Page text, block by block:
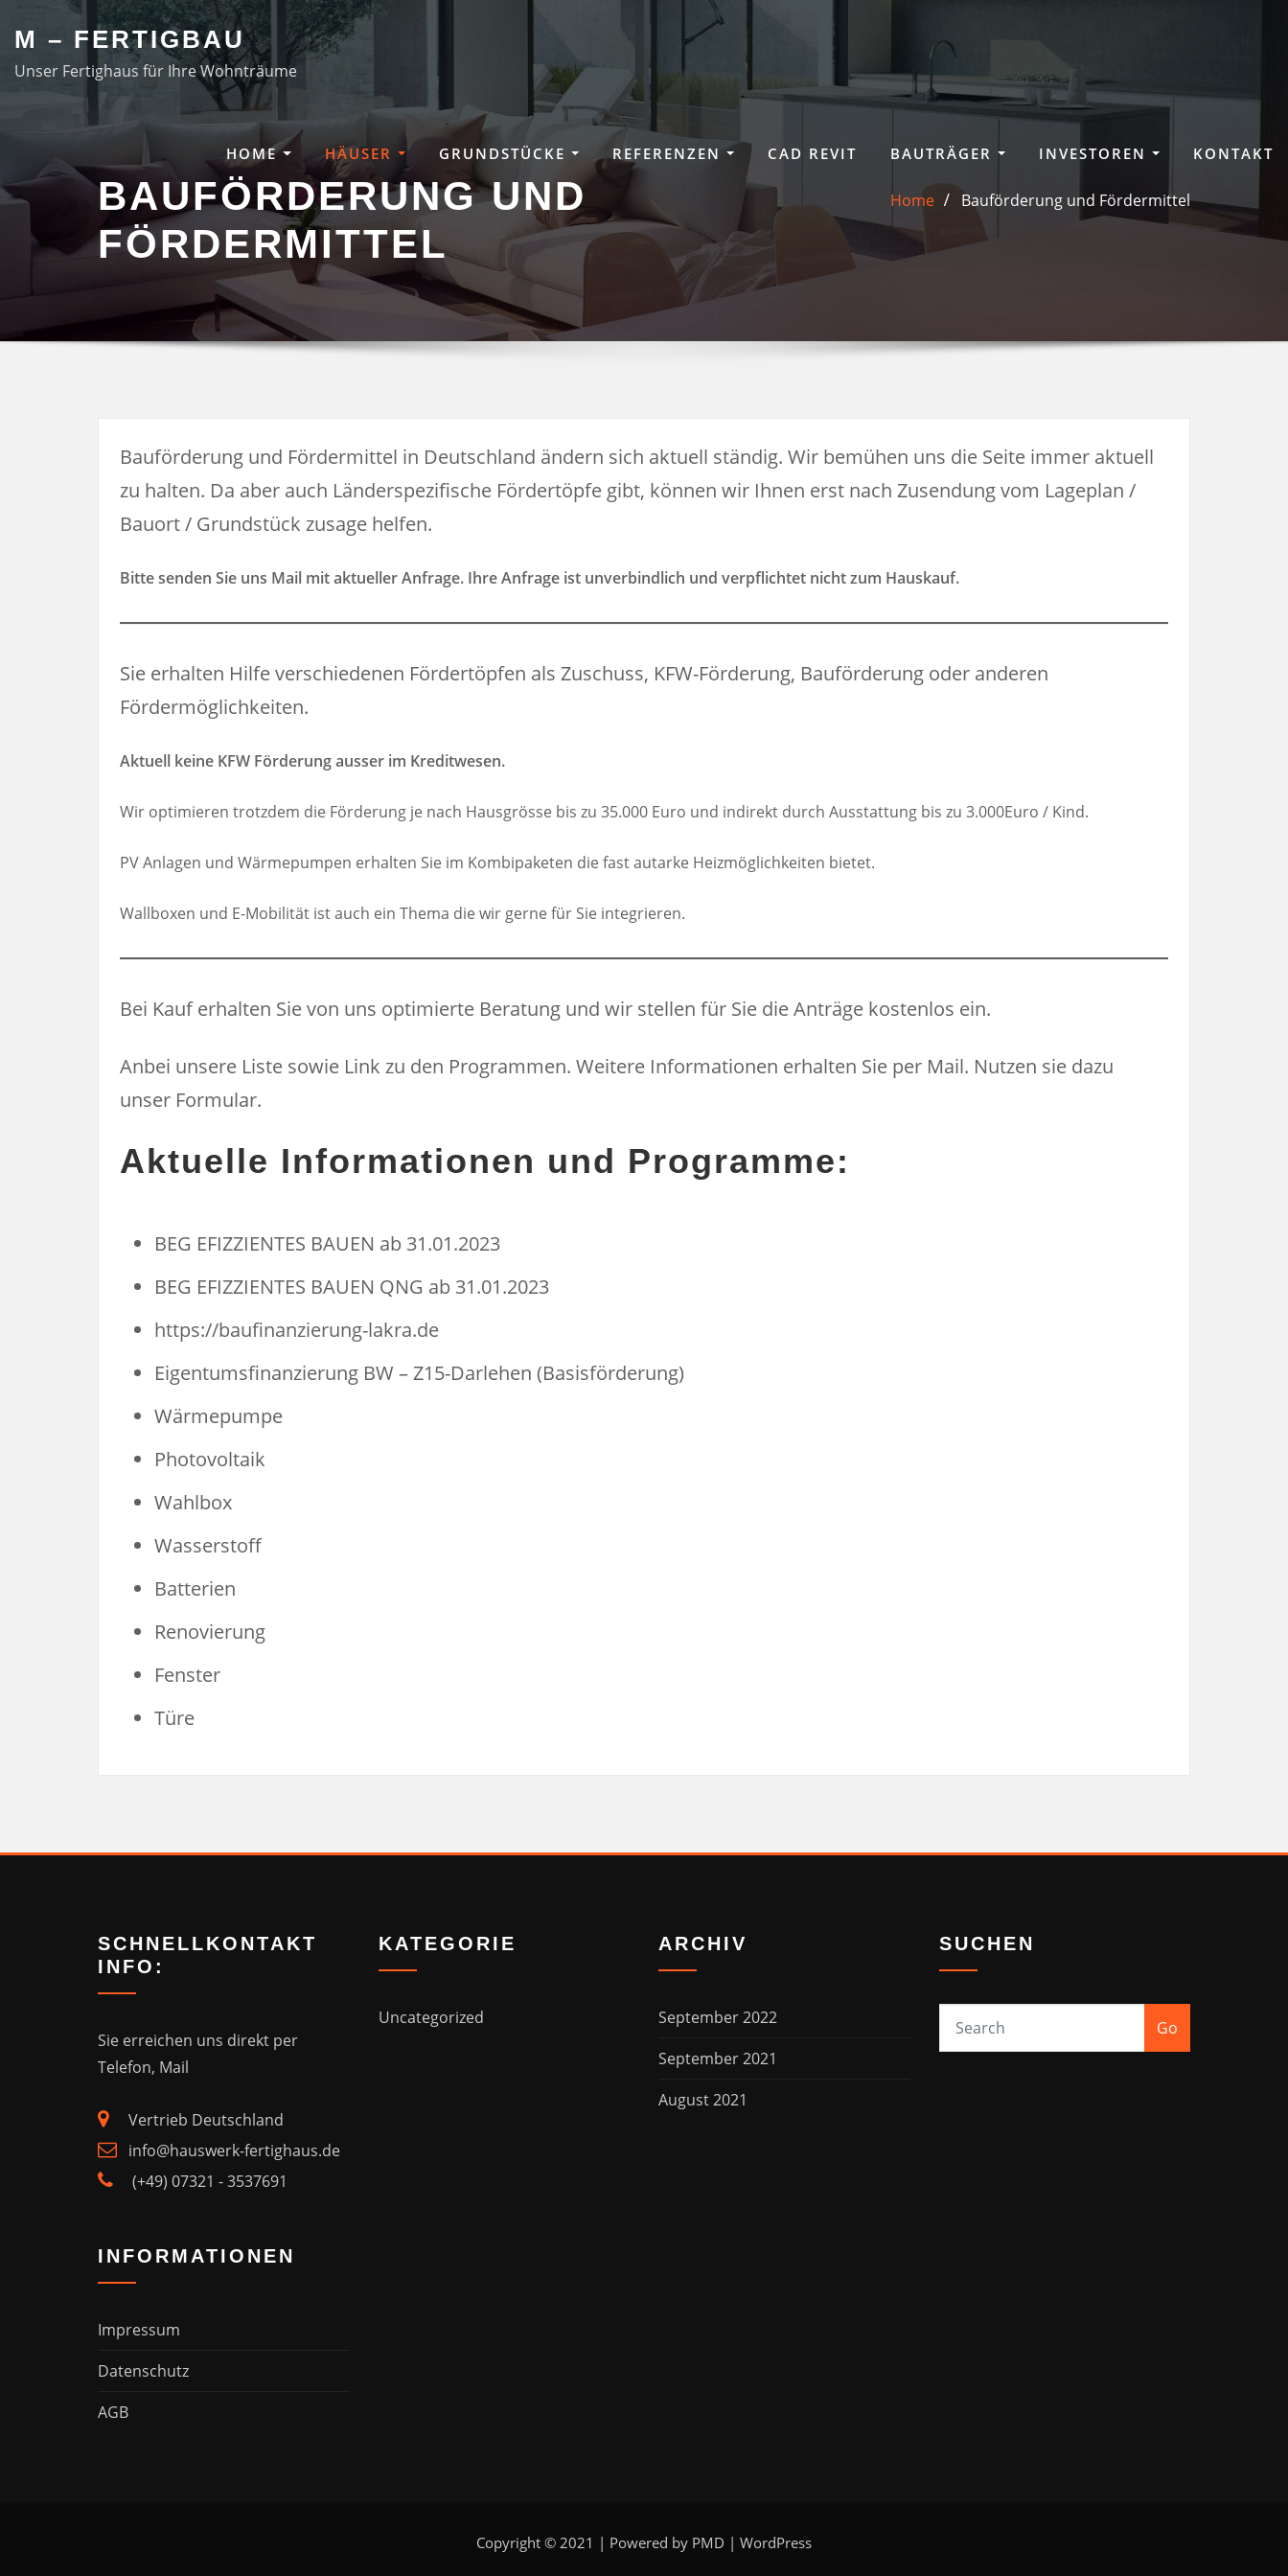
content
M – FERTIGBAU
Unser Fertighaus für Ihre Wohnträume
HOME HÄUSER GRUNDSTÜCKE REFERENZEN CAD REVIT BAUTRÄGER INVESTOREN KONTAKT
BAUFÖRDERUNG UND
FÖRDERMITTEL
Home Bauförderung und Fördermittel
Bauförderung und Fördermittel in Deutschland ändern sich aktuell ständig. Wir bemühen uns die Seite immer aktuell
zu halten. Da aber auch Länderspezifische Fördertöpfe gibt, können wir Ihnen erst nach Zusendung vom Lageplan /
Bauort / Grundstück zusage helfen.
Bitte senden Sie uns Mail mit aktueller Anfrage. Ihre Anfrage ist unverbindlich und verpflichtet nicht zum Hauskauf.
Sie erhalten Hilfe verschiedenen Fördertöpfen als Zuschuss, KFW-Förderung, Bauförderung oder anderen
Fördermöglichkeiten.
Aktuell keine KFW Förderung ausser im Kreditwesen.
Wir optimieren trotzdem die Förderung je nach Hausgrösse bis zu 35.000 Euro und indirekt durch Ausstattung bis zu 3.000Euro / Kind.
PV Anlagen und Wärmepumpen erhalten Sie im Kombipaketen die fast autarke Heizmöglichkeiten bietet.
Wallboxen und E-Mobilität ist auch ein Thema die wir gerne für Sie integrieren.
Bei Kauf erhalten Sie von uns optimierte Beratung und wir stellen für Sie die Anträge kostenlos ein.
Anbei unsere Liste sowie Link zu den Programmen. Weitere Informationen erhalten Sie per Mail. Nutzen sie dazu
unser Formular.
Aktuelle Informationen und Programme:
BEG EFIZZIENTES BAUEN ab 31.01.2023
BEG EFIZZIENTES BAUEN QNG ab 31.01.2023
https://baufinanzierung-lakra.de
Eigentumsfinanzierung BW – Z15-Darlehen (Basisförderung)
Wärmepumpe
Photovoltaik
Wahlbox
Wasserstoff
Batterien
Renovierung
Fenster
Türe
SCHNELLKONTAKT
INFO:
Sie erreichen uns direkt per
Telefon, Mail
Vertrieb Deutschland
info@hauswerk-fertighaus.de
(+49) 07321 - 3537691
INFORMATIONEN
Impressum
Datenschutz
AGB
KATEGORIE
Uncategorized
ARCHIV
September 2022
September 2021
August 2021
SUCHEN
Go
Copyright © 2021 | Powered by PMD | WordPress